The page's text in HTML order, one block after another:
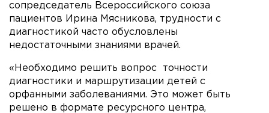
сопредседатель Всероссийского союза
пациентов Ирина Мясникова, трудности с
диагностикой часто обусловлены
недостаточными знаниями врачей.
«Необходимо решить вопрос точности
диагностики и маршрутизации детей с
орфанными заболеваниями. Это может быть
решено в формате ресурсного центра,